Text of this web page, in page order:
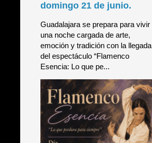
domingo 21 de junio.
Guadalajara se prepara para vivir
una noche cargada de arte,
emoción y tradición con la llegada
del espectáculo “Flamenco
Esencia: Lo que pe...